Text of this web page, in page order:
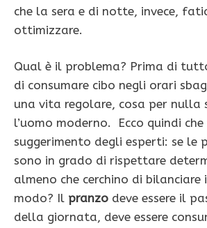
che la sera e di notte, invece,
ottimizzare.
Qual è il problema? Prima di
di consumare cibo negli orari
una vita regolare, cosa per nulla
l’uomo moderno. Ecco quindi
suggerimento degli esperti: se le
sono in grado di rispettare
almeno che cerchino di bilanciare
modo? Il pranzo deve essere il
della giornata, deve essere